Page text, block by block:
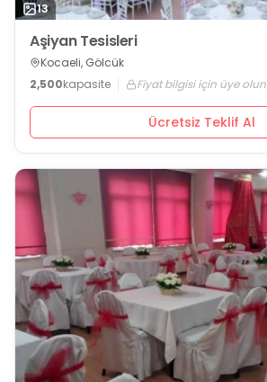
13
Aşiyan Tesisleri
Kocaeli, Gölcük
2,500kapasite Fiyat bilgisi için üye olun
Ücretsiz Teklif Al